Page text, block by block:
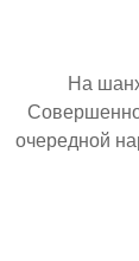
На
очередной